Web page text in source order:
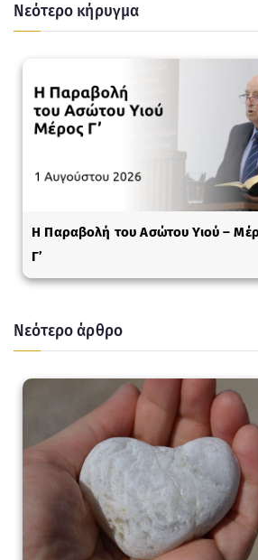
Νεότερο κήρυγμα
Η Παραβολή του Ασώτου Υιού –
Γ’
Νεότερο άρθρο